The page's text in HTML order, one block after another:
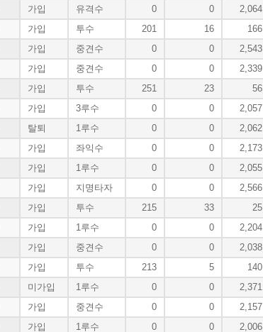
가입 유격수 0 0 2,064
가입 투수 201 16 166
가입 중견수 0 0 2,543
가입 중견수 0 0 2,339
가입 투수 251 23 56
가입 3루수 0 0 2,057
탈퇴 1루수 0 0 2,062
가입 좌익수 0 0 2,173
가입 1루수 0 0 2,055
가입 지명타자 0 0 2,566
가입 투수 215 33 25
가입 1루수 0 0 2,204
가입 중견수 0 0 2,038
가입 투수 213 5 140
미가입 1루수 0 0 2,371
가입 중견수 0 0 2,157
가입 1루수 0 0 2,006